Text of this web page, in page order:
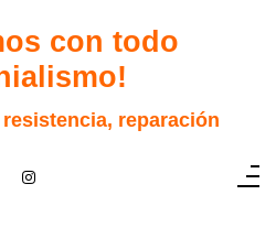
con todo
reparación